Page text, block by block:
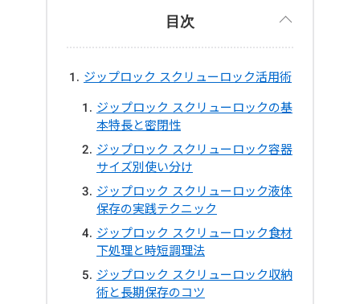
目次
ジップロック スクリューロック活用術
ジップロック スクリューロックの基
本特長と密閉性
ジップロック スクリューロック容器
サイズ別使い分け
ジップロック スクリューロック液体
保存の実践テクニック
ジップロック スクリューロック食材
下処理と時短調理法
ジップロック スクリューロック収納
術と長期保存のコツ